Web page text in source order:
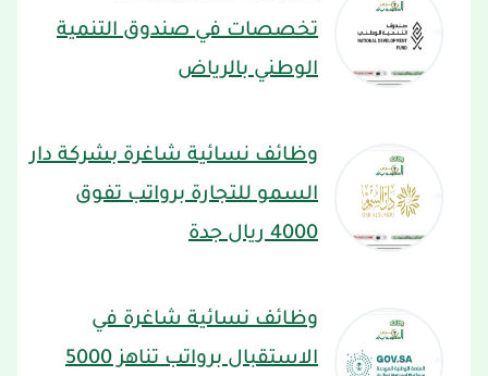
تخصصات في صندوق التنمية
الوطني بالرياض
وظائف نسائية شاغرة بشركة دار
السمو للتجارة برواتب تفوق
4000 ريال جدة
وظائف نسائية شاغرة في
الاستقبال برواتب تناهز 5000